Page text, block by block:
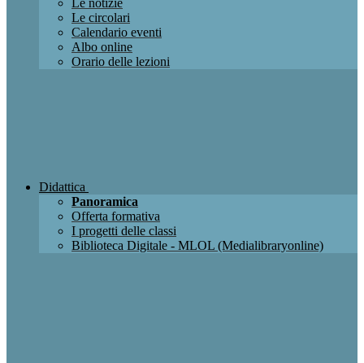
Le notizie
Le circolari
Calendario eventi
Albo online
Orario delle lezioni
Didattica
Panoramica
Offerta formativa
I progetti delle classi
Biblioteca Digitale - MLOL (Medialibraryonline)